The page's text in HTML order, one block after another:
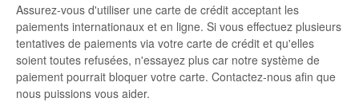
Assurez-vous d'utiliser une carte de crédit acceptant les
paiements internationaux et en ligne. Si vous effectuez plusieurs
tentatives de paiements via votre carte de crédit et qu'elles
soient toutes refusées, n'essayez plus car notre système de
paiement pourrait bloquer votre carte. Contactez-nous afin que
nous puissions vous aider.